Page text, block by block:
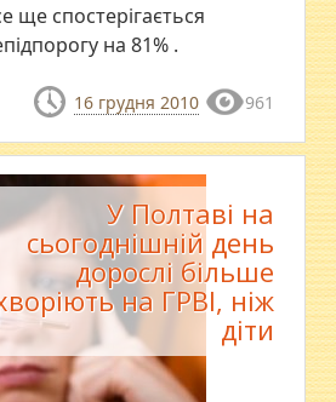
ще спостерігається
на 81% .
16 грудня 2010 961
У Полтаві на
сьогоднішній день
дорослі більше
на ГРВІ, ніж
діти